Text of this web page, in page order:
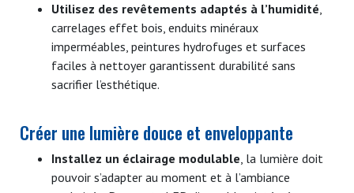
Utilisez des revêtements adaptés à l’humidité,
carrelages effet bois, enduits minéraux
imperméables, peintures hydrofuges et surfaces
faciles à nettoyer garantissent durabilité sans
sacrifier l’esthétique.
Créer une lumière douce et enveloppante
Installez un éclairage modulable, la lumière doit
pouvoir s’adapter au moment et à l’ambiance